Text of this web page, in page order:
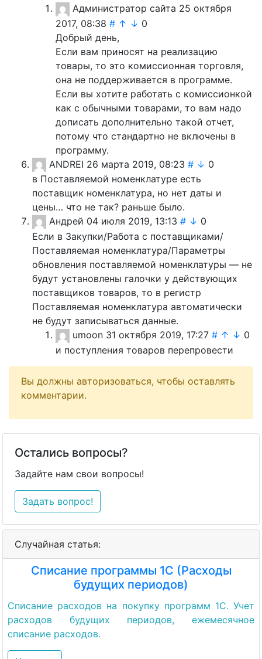
Администратор сайта 25 октября
2017, 08:38 # ↑ ↓ 0
Добрый день,
Если вам приносят на реализацию
товары, то это комиссионная торговля,
она не поддерживается в программе.
Если вы хотите работать с комиссионкой
как с обычными товарами, то вам надо
дописать дополнительно такой отчет,
потому что стандартно не включены в
программу.
ANDREI 26 марта 2019, 08:23 # ↓ 0
в Поставляемой номенклатуре есть
поставщик номенклатура, но нет даты и
цены… что не так? раньше было.
Андрей 04 июля 2019, 13:13 # ↓ 0
Если в Закупки/Работа с поставщиками/
Поставляемая номенклатура/Параметры
обновления поставляемой номенклатуры — не
будут установлены галочки у действующих
поставщиков товаров, то в регистр
Поставляемая номенклатура автоматически
не будут записываться данные.
umoon 31 октября 2019, 17:27 # ↑ ↓ 0
и поступления товаров перепровести
Вы должны авторизоваться, чтобы оставлять
комментарии.
Остались вопросы?
Задайте нам свои вопросы!
Задать вопрос!
Случайная статья:
Списание программы 1С (Расходы
будущих периодов)
Списание расходов на покупку программ 1С. Учет
расходов будущих периодов, ежемесячное
списание расходов.